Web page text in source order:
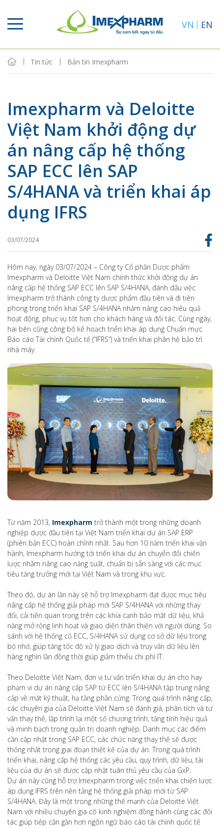
VN EN
Tin tức Bản tin Imexpharm
Imexpharm và Deloitte
Việt Nam khởi động dự
án nâng cấp hệ thống
SAP ECC lên SAP
S/4HANA và triển khai áp
dụng IFRS
03/07/2024
Hôm nay, ngày 03/07/2024 – Công ty Cổ phần Dược phẩm
Imexpharm và Deloitte Việt Nam chính thức khởi động dự án
nâng cấp hệ thống SAP ECC lên SAP S/4HANA, đánh dấu việc
Imexpharm trở thành công ty dược phẩm đầu tiên và đi tiên
phong trong triển khai SAP S/4HANA nhằm nâng cao hiêu quả
hoạt động, phục vụ tốt hơn cho khách hàng và đối tác. Cùng ngày,
hai bên cũng công bố kế hoạch triển khai áp dụng Chuẩn mực
Báo cáo Tài chính Quốc tế (“IFRS”) và triển khai phân hệ bảo trì
nhà máy.
Từ năm 2013, Imexpharm trở thành một trong những doanh
nghiệp dược đầu tiên tại Việt Nam triển khai dự án SAP ERP
(phiên bản ECC) hoàn chỉnh nhất. Sau hơn 10 năm triển khai vận
hành, Imexpharm hướng tới triển khai dự án chuyển đổi chiến
lược nhằm nâng cao năng suất, chuẩn bị sẵn sàng với các mục
tiêu tăng trưởng mới tại Việt Nam và trong khu vực.
Theo đó, dự án lần này sẽ hỗ trợ Imexpharm đạt được mục tiêu
nâng cấp hệ thống giải pháp mới SAP S/4HANA với những thay
đổi, cải tiến quan trọng trên các khía cạnh bảo mật dữ liệu, khả
năng mở rộng linh hoạt và giao diện thân thiện với người dùng. So
sánh với hệ thống cũ ECC, S/4HANA sử dụng cơ sở dữ liệu trong
bộ nhớ, giúp tăng tốc độ xử lý giao dịch và truy vấn dữ liệu lên
hàng nghìn lần đồng thời giúp giảm thiểu chi phí IT.
Theo Deloitte Việt Nam, đơn vị tư vấn triển khai dự án cho hay
phạm vi dự án nâng cấp SAP từ ECC lên S/4HANA tập trung nâng
cấp về mặt kỹ thuật, hạ tầng phần cứng. Trong quá trình nâng cấp,
các chuyên gia của Deloitte Việt Nam sẽ đánh giá, phân tích và tư
vấn thay thế, lập trình lại một số chương trình, tăng tính hiệu quả
và minh bạch trong quản trị doanh nghiệp. Danh mục các điểm
cần cập nhật trong SAP ECC, các chức năng thay thế sẽ được
thống nhất trong giai đoạn thiết kế của dự án. Trong quá trình
triển khai, nâng cấp hệ thống các yêu cầu, quy trình, dữ liệu, tài
liệu của dự án sẽ được cập nhật tuân thủ yêu cầu của GxP.
Dự án này cũng hỗ trợ Imexpharm trong việc triển khai chiến lược
áp dụng IFRS trên nền tảng hệ thống giải pháp mới từ SAP
S/4HANA. Đây là một trong những thế mạnh của Deloitte Việt
Nam với nhiều chuyên gia có kinh nghiệm đồng hành cùng các đối
tác giúp tiếp cận gần hơn ngôn ngữ báo cáo tài chính quốc tế